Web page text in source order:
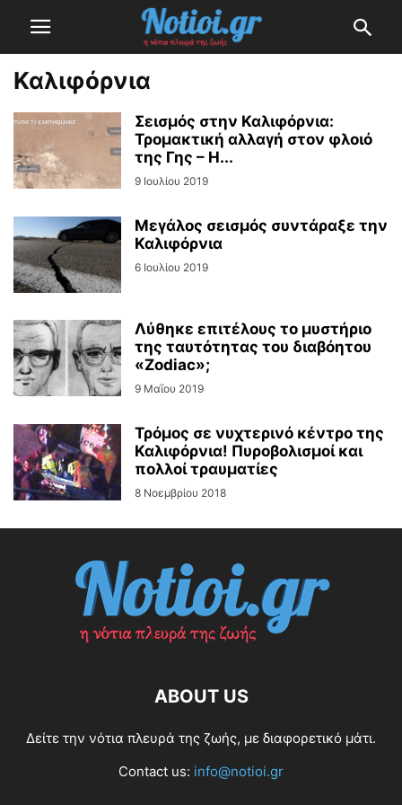
Καλιφόρνια
Σεισμός στην Καλιφόρνια:
Τρομακτική αλλαγή στον φλοιό
της Γης – Η...
9 Ιουλίου 2019
Μεγάλος σεισμός συντάραξε την
Καλιφόρνια
6 Ιουλίου 2019
Λύθηκε επιτέλους το μυστήριο
της ταυτότητας του διαβόητου
«Zodiac»;
9 Μαΐου 2019
Τρόμος σε νυχτερινό κέντρο της
Καλιφόρνια! Πυροβολισμοί και
πολλοί τραυματίες
8 Νοεμβρίου 2018
ABOUT US
Δείτε την νότια πλευρά της ζωής, με διαφορετικό μάτι.
Contact us: info@notioi.gr